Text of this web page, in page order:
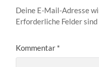
Deine E-Mail-Adresse
Erforderliche Felder
Kommentar *